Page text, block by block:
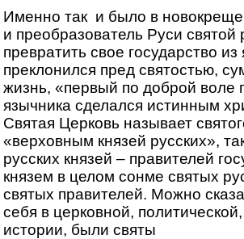
Именно так и было в
и преобразователь Руси
превратить свое государство
преклонился пред святостью,
жизнь, «первый по доброй воле
язычника сделался истинным
Святая Церковь называет
«верховным князей русских»,
русских князей – правителей
князем в целом сонме святых
святых правителей. Можно
себя в церковной,
истории, были святы